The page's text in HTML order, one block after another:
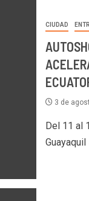
CIUDAD
3 de
Del 11 al